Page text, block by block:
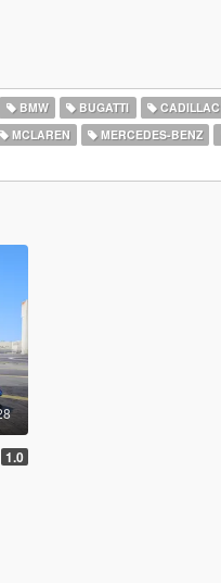
BMW BUGATTI CADILLAC
MCLAREN MERCEDES-BENZ
1.0